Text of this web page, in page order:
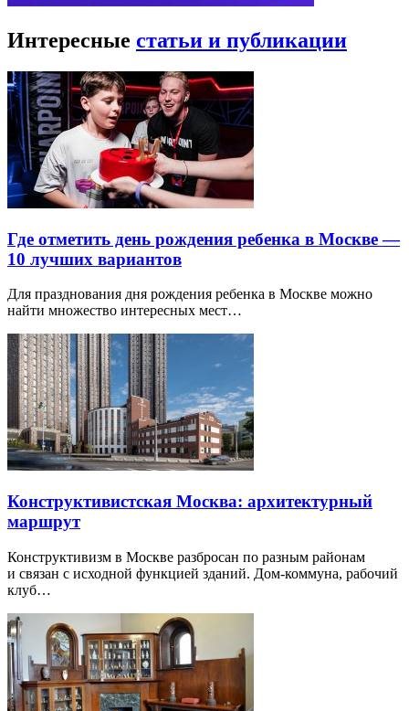
Интересные статьи и публикации
Где отметить день рождения ребенка в Москве —
10 лучших вариантов
Для празднования дня рождения ребенка в Москве можно
найти множество интересных мест…
Конструктивистская Москва: архитектурный
маршрут
Конструктивизм в Москве разбросан по разным районам
и связан с исходной функцией зданий. Дом-коммуна, рабочий
клуб…